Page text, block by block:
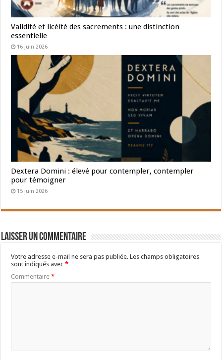
Validité et licéité des sacrements : une distinction
essentielle
16 juin 2026
Dextera Domini : élevé pour contempler, contempler
pour témoigner
15 juin 2026
Laisser un commentaire
Votre adresse e-mail ne sera pas publiée. Les champs obligatoires
sont indiqués avec*
Commentaire*